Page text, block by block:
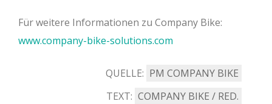
Für weitere Informationen zu Company Bike:
www.company-bike-solutions.com
QUELLE: PM COMPANY BIKE
TEXT: COMPANY BIKE / RED.